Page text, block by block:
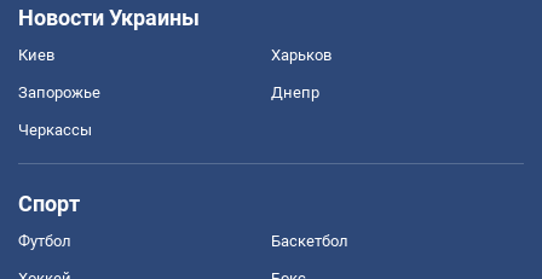
Новости Украины
Киев Харьков
Запорожье Днепр
Черкассы
Спорт
Футбол Баскетбол